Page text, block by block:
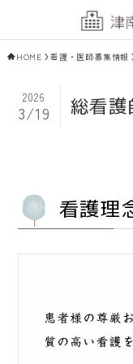
HOME 看護・医師募集情報
総看
2026
3/19
看護理